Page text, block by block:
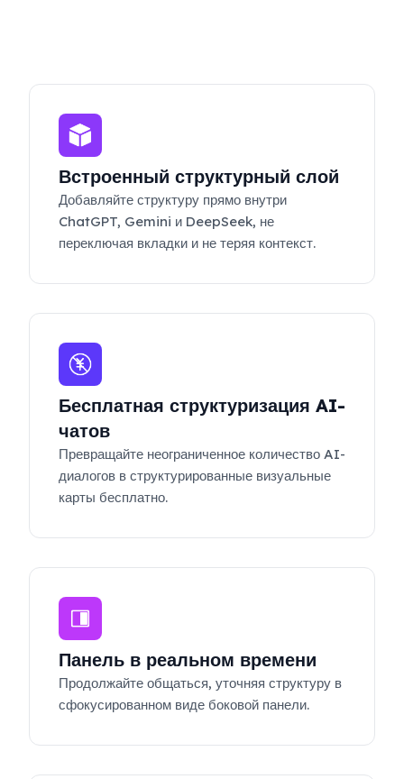
Встроенный структурный слой
Добавляйте структуру прямо внутри
ChatGPT, Gemini и DeepSeek, не
переключая вкладки и не теряя контекст.
Бесплатная структуризация AI-
чатов
Превращайте неограниченное количество AI-
диалогов в структурированные визуальные
карты бесплатно.
Панель в реальном времени
Продолжайте общаться, уточняя структуру в
сфокусированном виде боковой панели.